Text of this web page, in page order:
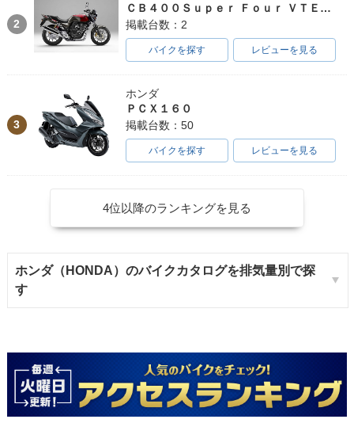
2
ＣＢ４００Ｓｕｐｅｒ Ｆｏｕｒ ＶＴＥＣ ＳＰＥＣ３
掲載台数：2
バイクを探す レビューを見る
3
ホンダ
ＰＣＸ１６０
掲載台数：50
バイクを探す レビューを見る
4位以降のランキングを見る
ホンダ（HONDA）のバイクカタログを排気量別で探
す